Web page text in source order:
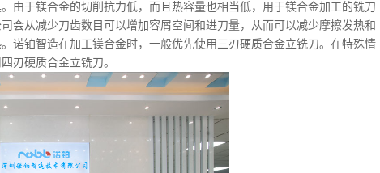
由于镁合金的切削抗力低，而且热容量也相当低，用于镁合金加工的铣刀
会从减少刀齿数目可以增加容屑空间和进刀量，从而可以减少摩擦发热和
诺铂智造在加工镁合金时，一般优先使用三刃硬质合金立铣刀。在特殊情
刃硬质合金立铣刀。